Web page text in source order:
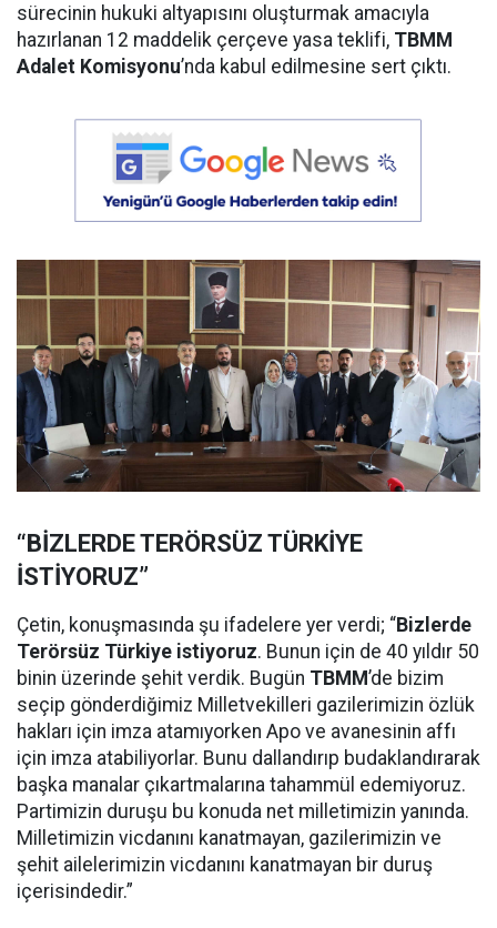
sürecinin hukuki altyapısını oluşturmak amacıyla
hazırlanan 12 maddelik çerçeve yasa teklifi, TBMM
Adalet Komisyonu’nda kabul edilmesine sert çıktı.
“BİZLERDE TERÖRSÜZ TÜRKİYE
İSTİYORUZ”
Çetin, konuşmasında şu ifadelere yer verdi; “Bizlerde
Terörsüz Türkiye istiyoruz. Bunun için de 40 yıldır 50
binin üzerinde şehit verdik. Bugün TBMM’de bizim
seçip gönderdiğimiz Milletvekilleri gazilerimizin özlük
hakları için imza atamıyorken Apo ve avanesinin affı
için imza atabiliyorlar. Bunu dallandırıp budaklandırarak
başka manalar çıkartmalarına tahammül edemiyoruz.
Partimizin duruşu bu konuda net milletimizin yanında.
Milletimizin vicdanını kanatmayan, gazilerimizin ve
şehit ailelerimizin vicdanını kanatmayan bir duruş
içerisindedir.”